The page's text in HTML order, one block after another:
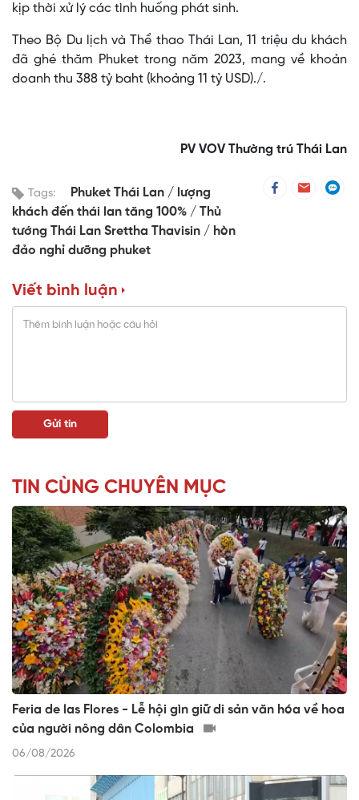
kịp thời xử lý các tình huống phát sinh.
Theo Bộ Du lịch và Thể thao Thái Lan, 11 triệu du khách
đã ghé thăm Phuket trong năm 2023, mang về khoản
doanh thu 388 tỷ baht (khoảng 11 tỷ USD)./.
PV VOV Thường trú Thái Lan
Tags: Phuket Thái Lan
lượng
khách đến thái lan tăng 100%
Thủ
tướng Thái Lan Srettha Thavisin
hòn
đảo nghỉ dưỡng phuket
Viết bình luận
TIN CÙNG CHUYÊN MỤC
Feria de las Flores - Lễ hội gìn giữ di sản văn hóa về hoa
của người nông dân Colombia
06/08/2026